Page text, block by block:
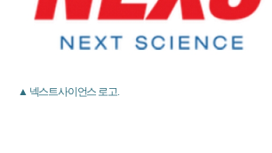
▲ 넥스트사이언스 로고.